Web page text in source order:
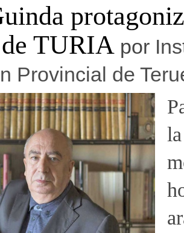
TURIA por
Provincial de